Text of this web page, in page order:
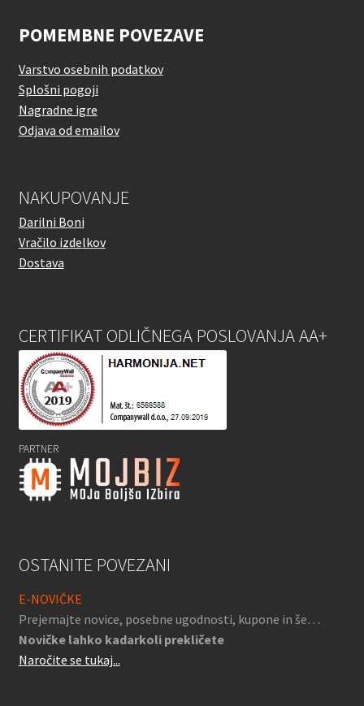
POMEMBNE POVEZAVE
Varstvo osebnih podatkov
Splošni pogoji
Nagradne igre
Odjava od emailov
NAKUPOVANJE
Darilni Boni
Vračilo izdelkov
Dostava
CERTIFIKAT ODLIČNEGA POSLOVANJA AA+
PARTNER
OSTANITE POVEZANI
E-NOVIČKE
Prejemajte novice, posebne ugodnosti, kupone in še…
Novičke lahko kadarkoli prekličete
Naročite se tukaj...